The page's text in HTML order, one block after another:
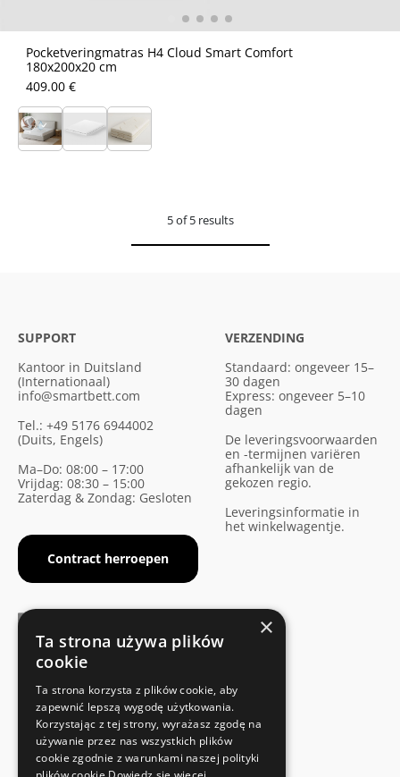
Pocketveringmatras H4 Cloud Smart Comfort
180x200x20 cm
409.00 €
5 of 5 results
SUPPORT
Kantoor in Duitsland
(Internationaal)
info@smartbett.com
Tel.: +49 5176 6944002
(Duits, Engels)
Ma–Do: 08:00 – 17:00
Vrijdag: 08:30 – 15:00
Zaterdag & Zondag: Gesloten
Contract herroepen
VERZENDING
Standaard: ongeveer 15–
30 dagen
Express: ongeveer 5–10
dagen
De leveringsvoorwaarden
en -termijnen variëren
afhankelijk van de
gekozen regio.
Leveringsinformatie in
het winkelwagentje.
Voldoet aan de veiligheidsnormen
SNELLE EN EENVOUDIGE RETOUR
Retourservice
×
Ta strona używa plików
cookie
Ta strona korzysta z plików cookie, aby
zapewnić lepszą wygodę użytkowania.
Korzystając z tej strony, wyrażasz zgodę na
używanie przez nas wszystkich plików
cookie zgodnie z warunkami naszej polityki